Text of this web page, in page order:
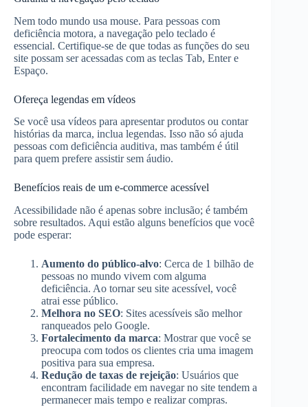
Nem todo mundo usa mouse. Para pessoas com
deficiência motora, a navegação pelo teclado é
essencial. Certifique-se de que todas as funções do seu
site possam ser acessadas com as teclas Tab, Enter e
Espaço.
Ofereça legendas em vídeos
Se você usa vídeos para apresentar produtos ou contar
histórias da marca, inclua legendas. Isso não só ajuda
pessoas com deficiência auditiva, mas também é útil
para quem prefere assistir sem áudio.
Benefícios reais de um e-commerce acessível
Acessibilidade não é apenas sobre inclusão; é também
sobre resultados. Aqui estão alguns benefícios que você
pode esperar:
Aumento do público-alvo: Cerca de 1 bilhão de
pessoas no mundo vivem com alguma
deficiência. Ao tornar seu site acessível, você
atrai esse público.
Melhora no SEO: Sites acessíveis são melhor
ranqueados pelo Google.
Fortalecimento da marca: Mostrar que você se
preocupa com todos os clientes cria uma imagem
positiva para sua empresa.
Redução de taxas de rejeição: Usuários que
encontram facilidade em navegar no site tendem a
permanecer mais tempo e realizar compras.